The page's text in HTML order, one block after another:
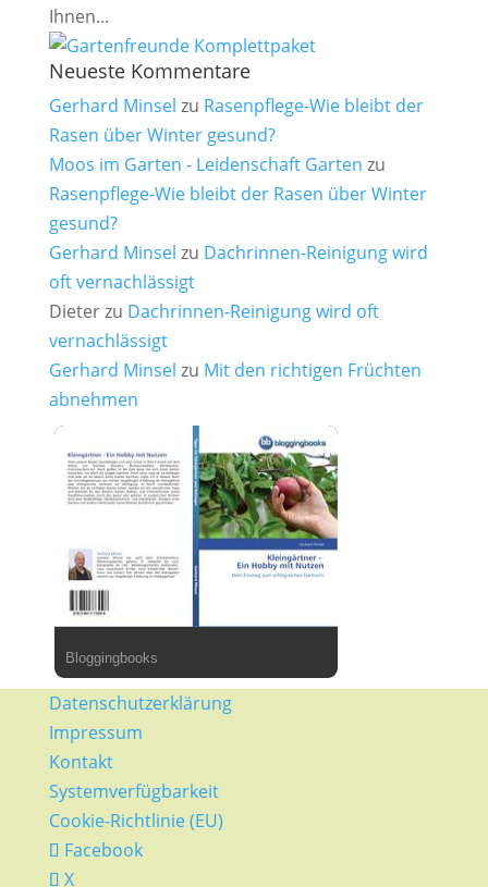
Ihnen...
Neueste Kommentare
Gerhard Minsel zu Rasenpflege-Wie bleibt der
Rasen über Winter gesund?
Moos im Garten - Leidenschaft Garten zu
Rasenpflege-Wie bleibt der Rasen über Winter
gesund?
Gerhard Minsel zu Dachrinnen-Reinigung wird
oft vernachlässigt
Dieterzu Dachrinnen-Reinigung wird oft
vernachlässigt
Gerhard Minsel zu Mit den richtigen Früchten
abnehmen
Bloggingbooks
Datenschutzerklärung
Impressum
Kontakt
Systemverfügbarkeit
Cookie-Richtlinie (EU)
Facebook
X